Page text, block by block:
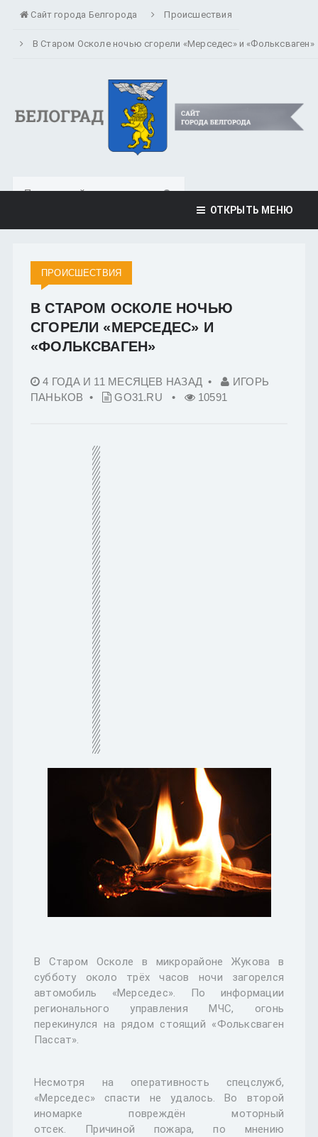
Сайт города Белгорода Происшествия
В Старом Осколе ночью сгорели «Мерседес» и «Фольксваген»
ОТКРЫТЬ МЕНЮ
ПРОИСШЕСТВИЯ
В СТАРОМ ОСКОЛЕ НОЧЬЮ
СГОРЕЛИ «МЕРСЕДЕС» И
«ФОЛЬКСВАГЕН»
4 ГОДА И 11 МЕСЯЦЕВ НАЗАД •
ИГОРЬ
ПАНЬКОВ •
GO31.RU • 10591
В Старом Осколе в микрорайоне Жукова в
субботу около трёх часов ночи загорелся
автомобиль «Мерседес». По информации
регионального управления МЧС, огонь
перекинулся на рядом стоящий «Фольксваген
Пассат».
Несмотря на оперативность спецслужб,
«Мерседес» спасти не удалось. Во второй
иномарке повреждён моторный
отсек. Причиной пожара, по мнению